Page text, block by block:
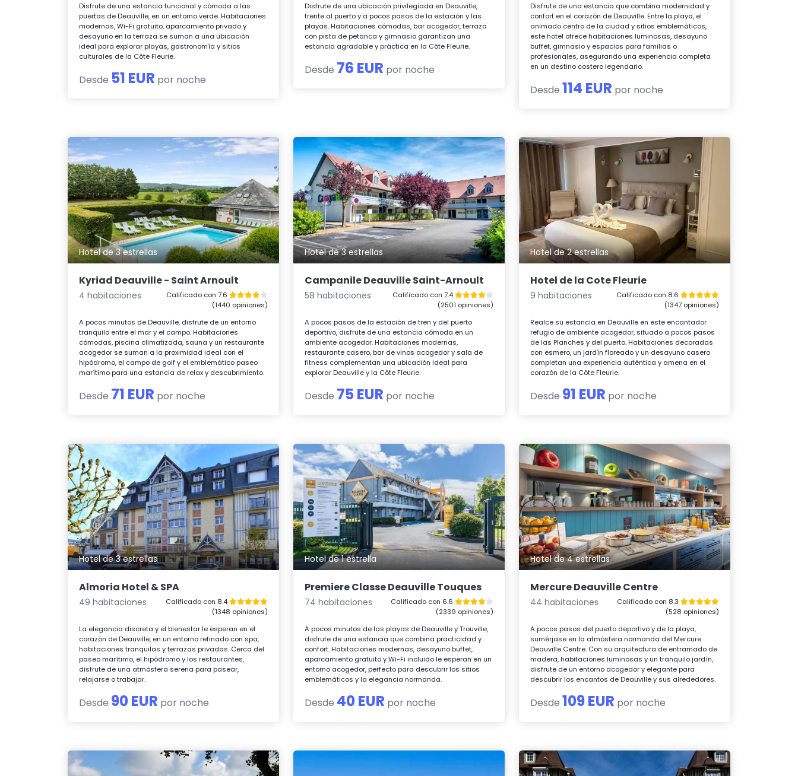
Disfrute de una estancia funcional y cómoda a las
puertas de Deauville, en un entorno verde. Habitaciones
modernas, Wi-Fi gratuito, aparcamiento privado y
desayuno en la terraza se suman a una ubicación
ideal para explorar playas, gastronomía y sitios
culturales de la Côte Fleurie.
Desde 51 EUR por noche
Disfrute de una ubicación privilegiada en Deauville,
frente al puerto y a pocos pasos de la estación y las
playas. Habitaciones cómodas, bar acogedor, terraza
con pista de petanca y gimnasio garantizan una
estancia agradable y práctica en la Côte Fleurie.
Desde 76 EUR por noche
Disfrute de una estancia que combina modernidad y
confort en el corazón de Deauville. Entre la playa, el
animado centro de la ciudad y sitios emblemáticos,
este hotel ofrece habitaciones luminosas, desayuno
buffet, gimnasio y espacios para familias o
profesionales, asegurando una experiencia completa
en un destino costero legendario.
Desde114 EUR por noche
Hotel de 3 estrellas
Kyriad Deauville - Saint Arnoult
4 habitaciones
Calificado con 7.6
(1440 opiniones)
A pocos minutos de Deauville, disfrute de un entorno
tranquilo entre el mar y el campo. Habitaciones
cómodas, piscina climatizada, sauna y un restaurante
acogedor se suman a la proximidad ideal con el
hipódromo, el campo de golf y el emblemático paseo
marítimo para una estancia de relax y descubrimiento.
Desde 71 EUR por noche
Hotel de 3 estrellas
Campanile Deauville Saint-Arnoult
58 habitaciones
Calificado con 7.4
(2501 opiniones)
A pocos pasos de la estación de tren y del puerto
deportivo, disfrute de una estancia cómoda en un
ambiente acogedor. Habitaciones modernas,
restaurante casero, bar de vinos acogedor y sala de
fitness complementan una ubicación ideal para
explorar Deauville y la Côte Fleurie.
Desde 75 EUR por noche
Hotel de 2 estrellas
Hotel de la Cote Fleurie
9 habitaciones
Calificado con 8.6
(1347 opiniones)
Realce su estancia en Deauville en este encantador
refugio de ambiente acogedor, situado a pocos pasos
de las Planches y del puerto. Habitaciones decoradas
con esmero, un jardín floreado y un desayuno casero
completan una experiencia auténtica y amena en el
corazón de la Côte Fleurie.
Desde 91 EUR por noche
Hotel de 3 estrellas
Almoria Hotel & SPA
49 habitaciones
Calificado con 8.4
(1348 opiniones)
La elegancia discreta y el bienestar le esperan en el
corazón de Deauville, en un entorno refinado con spa,
habitaciones tranquilas y terrazas privadas. Cerca del
paseo marítimo, el hipódromo y los restaurantes,
disfrute de una atmósfera serena para pasear,
relajarse o trabajar.
Desde 90 EUR por noche
Hotel de 1 estrella
Premiere Classe Deauville Touques
74 habitaciones
Calificado con 6.6
(2339 opiniones)
A pocos minutos de las playas de Deauville y Trouville,
disfrute de una estancia que combina practicidad y
confort. Habitaciones modernas, desayuno buffet,
aparcamiento gratuito y Wi-Fi incluido le esperan en un
entorno acogedor, perfecto para descubrir los sitios
emblemáticos y la elegancia normanda.
Desde 40 EUR por noche
Hotel de 4 estrellas
Mercure Deauville Centre
44 habitaciones
Calificado con 8.3
(528 opiniones)
A pocos pasos del puerto deportivo y de la playa,
sumérjase en la atmósfera normanda del Mercure
Deauville Centre. Con su arquitectura de entramado de
madera, habitaciones luminosas y un tranquilo jardín,
disfrute de un entorno acogedor y elegante para
descubrir los encantos de Deauville y sus alrededores.
Desde 109 EUR por noche